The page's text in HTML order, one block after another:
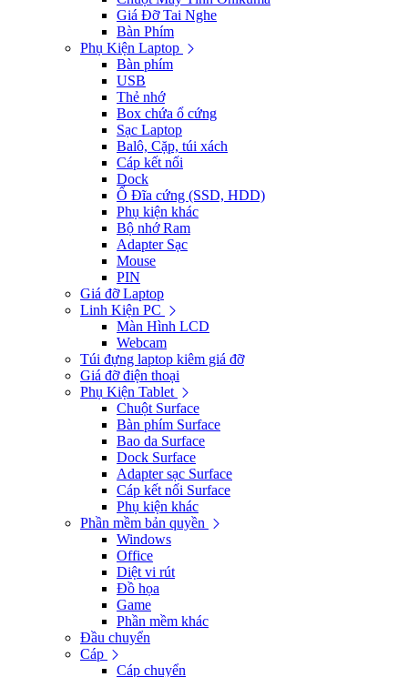
Giá Đỡ Tai Nghe
Bàn Phím
Phụ Kiện Laptop
Bàn phím
USB
Thẻ nhớ
Box chứa ổ cứng
Sạc Laptop
Balô, Cặp, túi xách
Cáp kết nối
Dock
Ổ Đĩa cứng (SSD, HDD)
Phụ kiện khác
Bộ nhớ Ram
Adapter Sạc
Mouse
PIN
Giá đỡ Laptop
Linh Kiện PC
Màn Hình LCD
Webcam
Túi đựng laptop kiêm giá đỡ
Giá đỡ điện thoại
Phụ Kiện Tablet
Chuột Surface
Bàn phím Surface
Bao da Surface
Dock Surface
Adapter sạc Surface
Cáp kết nối Surface
Phụ kiện khác
Phần mềm bản quyền
Windows
Office
Diệt vi rút
Đồ họa
Game
Phần mềm khác
Đầu chuyển
Cáp
Cáp chuyển